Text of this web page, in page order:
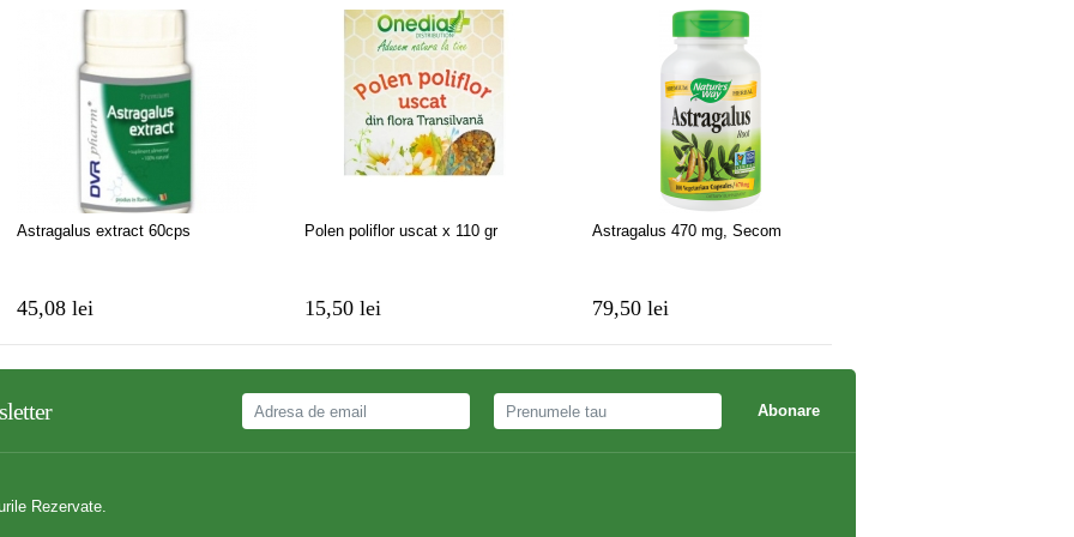
Astragalus extract 60cps
45,08 lei
Polen poliflor uscat x 110 gr
15,50 lei
Astragalus 470 mg, Secom
79,50 lei
Abonare
Rezervate.